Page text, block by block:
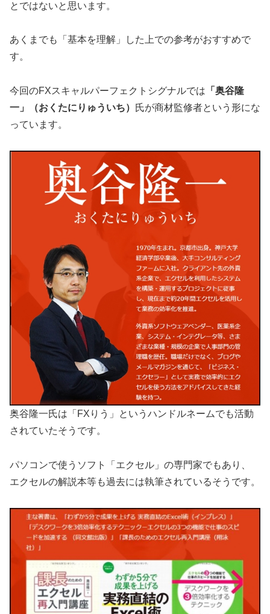
とではないと思います。
あくまでも「基本を理解」した上での参考がおすすめで
す。
今回のFXスキャルパーフェクトシグナルでは 「奥谷隆
一」（おくたにりゅういち）
氏が商材監修者という形にな
っています。
奥谷隆一氏は「FXりう」というハンドルネームでも活動
されていたそうです。
パソコンで使うソフト「エクセル」の専門家でもあり、
エクセルの解説本等も過去には執筆されているそうです。